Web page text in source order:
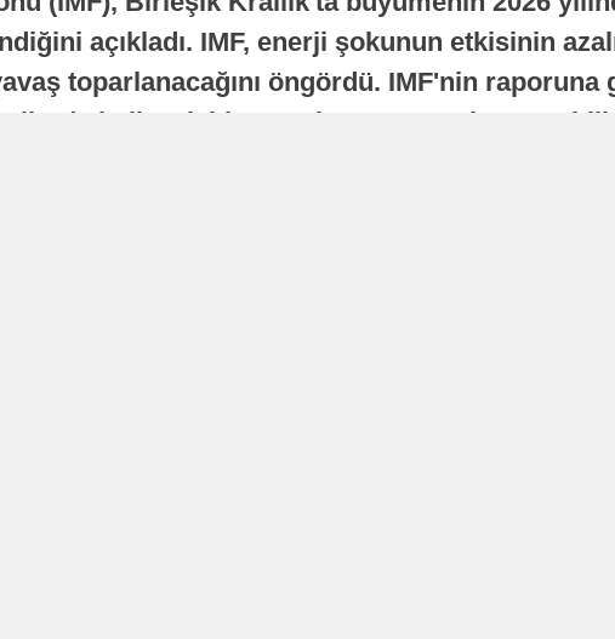
açıkladı. IMF, enerji şokunun etkisinin
toparlanacağını öngördü. IMF'nin raporuna
istikrarlı bir toparlanma süreci